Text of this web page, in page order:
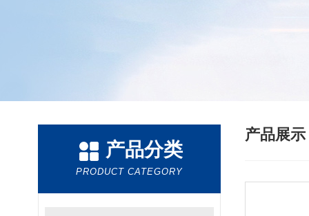
产品分类
PRODUCT CATEGORY
产品展示